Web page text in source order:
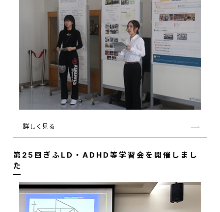
詳しく見る
第25回ぎふLD・ADHD等学習会を開催しまし
た